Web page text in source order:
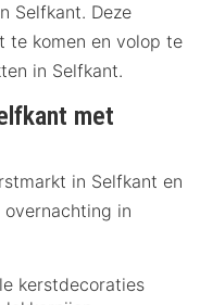
Selfkant. Deze
te komen en volop te
in Selfkant.
met
in Selfkant en
in
kerstdecoraties